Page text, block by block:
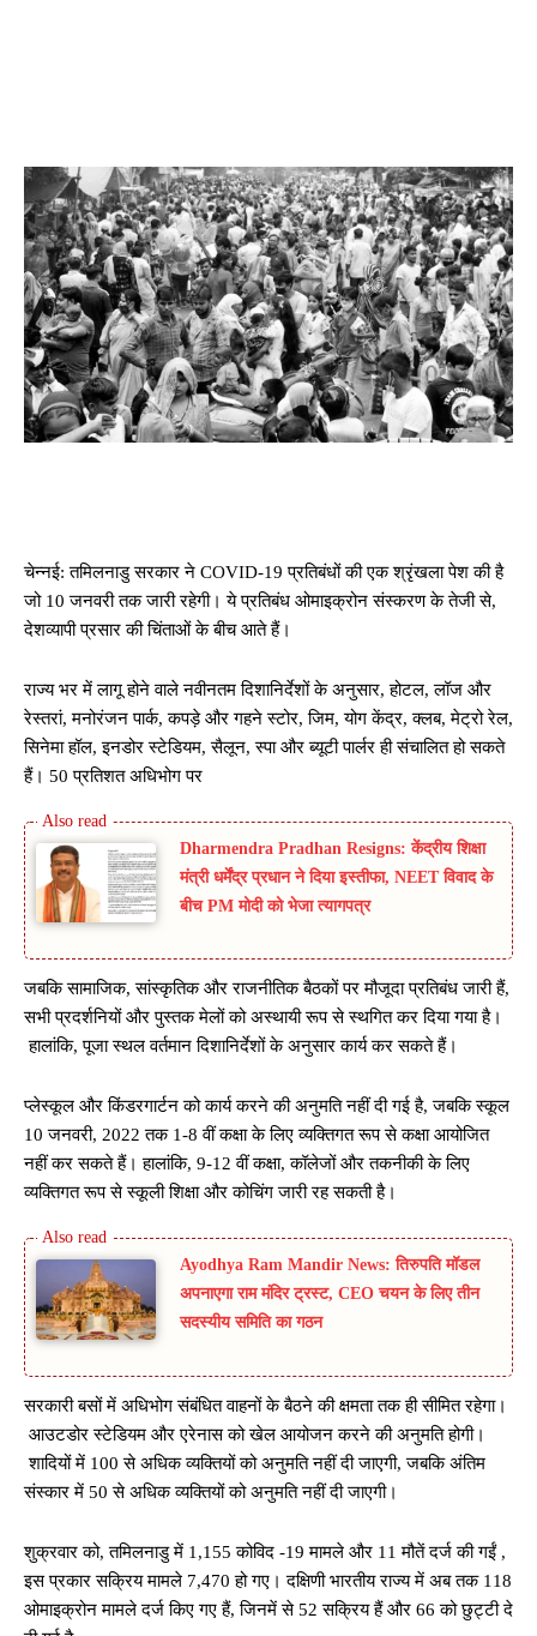
चेन्नई: तमिलनाडु सरकार ने COVID-19 प्रतिबंधों की एक श्रृंखला पेश की है
जो 10 जनवरी तक जारी रहेगी। ये प्रतिबंध ओमाइक्रोन संस्करण के तेजी से,
देशव्यापी प्रसार की चिंताओं के बीच आते हैं।
राज्य भर में लागू होने वाले नवीनतम दिशानिर्देशों के अनुसार, होटल, लॉज और
रेस्तरां, मनोरंजन पार्क, कपड़े और गहने स्टोर, जिम, योग केंद्र, क्लब, मेट्रो रेल,
सिनेमा हॉल, इनडोर स्टेडियम, सैलून, स्पा और ब्यूटी पार्लर ही संचालित हो सकते
हैं। 50 प्रतिशत अधिभोग पर
Dharmendra Pradhan Resigns: केंद्रीय शिक्षा
मंत्री धर्मेंद्र प्रधान ने दिया इस्तीफा, NEET विवाद के
बीच PM मोदी को भेजा त्यागपत्र
जबकि सामाजिक, सांस्कृतिक और राजनीतिक बैठकों पर मौजूदा प्रतिबंध जारी हैं,
सभी प्रदर्शनियों और पुस्तक मेलों को अस्थायी रूप से स्थगित कर दिया गया है।
हालांकि, पूजा स्थल वर्तमान दिशानिर्देशों के अनुसार कार्य कर सकते हैं।
प्लेस्कूल और किंडरगार्टन को कार्य करने की अनुमति नहीं दी गई है, जबकि स्कूल
10 जनवरी, 2022 तक 1-8 वीं कक्षा के लिए व्यक्तिगत रूप से कक्षा आयोजित
नहीं कर सकते हैं। हालांकि, 9-12 वीं कक्षा, कॉलेजों और तकनीकी के लिए
व्यक्तिगत रूप से स्कूली शिक्षा और कोचिंग जारी रह सकती है।
Ayodhya Ram Mandir News: तिरुपति मॉडल
अपनाएगा राम मंदिर ट्रस्ट, CEO चयन के लिए तीन
सदस्यीय समिति का गठन
सरकारी बसों में अधिभोग संबंधित वाहनों के बैठने की क्षमता तक ही सीमित रहेगा।
आउटडोर स्टेडियम और एरेनास को खेल आयोजन करने की अनुमति होगी।
शादियों में 100 से अधिक व्यक्तियों को अनुमति नहीं दी जाएगी, जबकि अंतिम
संस्कार में 50 से अधिक व्यक्तियों को अनुमति नहीं दी जाएगी।
शुक्रवार को, तमिलनाडु में 1,155 कोविद -19 मामले और 11 मौतें दर्ज की गईं ,
इस प्रकार सक्रिय मामले 7,470 हो गए। दक्षिणी भारतीय राज्य में अब तक 118
ओमाइक्रोन मामले दर्ज किए गए हैं, जिनमें से 52 सक्रिय हैं और 66 को छुट्टी दे